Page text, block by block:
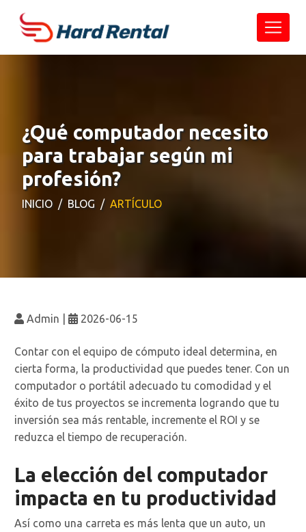
¿Qué computador necesito
para trabajar según mi
profesión?
INICIO BLOG ARTÍCULO
Admin 2026-06-15
Contar con el equipo de cómputo ideal determina, en
cierta forma, la productividad que puedes tener. Con un
computador o portátil adecuado tu comodidad y el
éxito de tus proyectos se incrementa logrando que tu
inversión sea más rentable, incremente el ROI y se
reduzca el tiempo de recuperación.
La elección del computador
impacta en tu productividad
Así como una carreta es más lenta que un auto, un